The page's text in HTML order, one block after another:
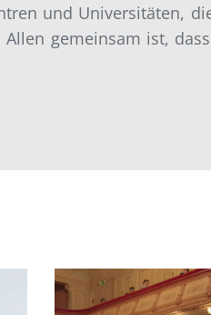
und Universitäten,
gemeinsam ist,